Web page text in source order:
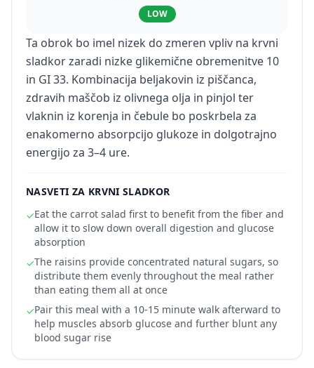
LOW
Ta obrok bo imel nizek do zmeren vpliv na krvni
sladkor zaradi nizke glikemične obremenitve 10
in GI 33. Kombinacija beljakovin iz piščanca,
zdravih maščob iz olivnega olja in pinjol ter
vlaknin iz korenja in čebule bo poskrbela za
enakomerno absorpcijo glukoze in dolgotrajno
energijo za 3–4 ure.
NASVETI ZA KRVNI SLADKOR
✓Eat the carrot salad first to benefit from the fiber and
allow it to slow down overall digestion and glucose
absorption
✓The raisins provide concentrated natural sugars, so
distribute them evenly throughout the meal rather
than eating them all at once
✓Pair this meal with a 10-15 minute walk afterward to
help muscles absorb glucose and further blunt any
blood sugar rise